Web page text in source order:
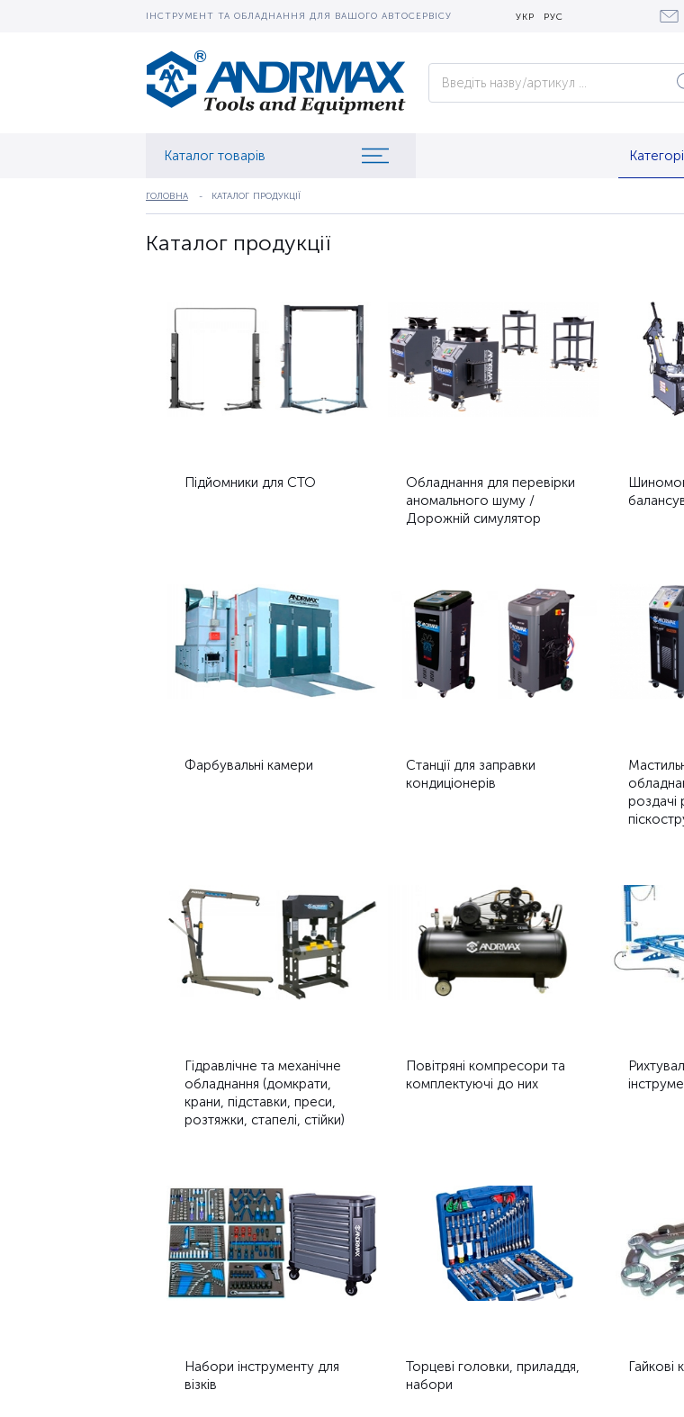
ІНСТРУМЕНТ ТА ОБЛАДНАННЯ ДЛЯ ВАШОГО АВТОСЕРВІСУ УКР РУС
Каталог товарів
ГОЛОВНА КАТАЛОГ ПРОДУКЦІЇ
Каталог продукції
Підйомники для СТО
Обладнання для перевірки
аномального шуму /
Дорожній симулятор
Фарбувальні камери
Станції для заправки
кондиціонерів
роздачі
Гідравлічне та механічне
обладнання (домкрати,
крани, підставки, преси,
розтяжки, стапелі, стійки)
Повітряні компресори та
комплектуючі до них
Набори інструменту для
візків
Торцеві головки, приладдя,
набори
Гайкові